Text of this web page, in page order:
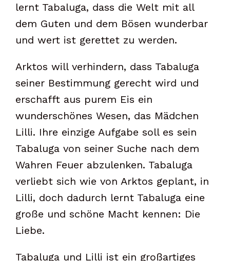
lernt Tabaluga, dass die Welt mit all
dem Guten und dem Bösen wunderbar
und wert ist gerettet zu werden.
Arktos will verhindern, dass Tabaluga
seiner Bestimmung gerecht wird und
erschafft aus purem Eis ein
wunderschönes Wesen, das Mädchen
Lilli. Ihre einzige Aufgabe soll es sein
Tabaluga von seiner Suche nach dem
Wahren Feuer abzulenken. Tabaluga
verliebt sich wie von Arktos geplant, in
Lilli, doch dadurch lernt Tabaluga eine
große und schöne Macht kennen: Die
Liebe.
Tabaluga und Lilli ist ein großartiges